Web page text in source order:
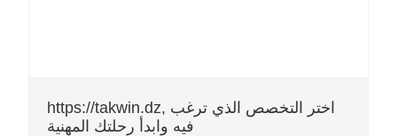
https://takwin.dz, اختر التخصص الذي ترغب
فيه وابدأ رحلتك المهنية